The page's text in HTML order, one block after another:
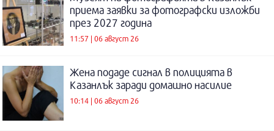
приема заявки за фотографски изложби
през 2027 година
11:57 | 06 август 26
Жена подаде сигнал в полицията в
Казанлък заради домашно насилие
10:14 | 06 август 26